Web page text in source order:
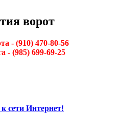
ворот
- (910) 470-80-56
(985) 699-69-25
сети Интернет!